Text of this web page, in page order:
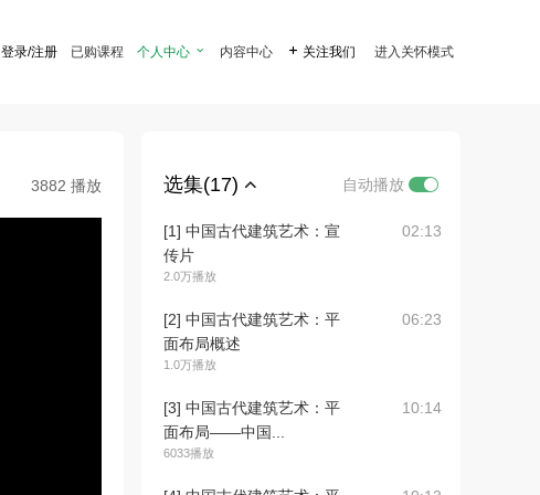
登录/注册 已购课程 个人中心  内容中心  关注我们 进入关怀模式
3882 播放 选集(17) 自动播放
[1] 中国古代建筑艺术：宣
传片
2.0万播放
02:13
[2] 中国古代建筑艺术：平
面布局概述
1.0万播放
06:23
[3] 中国古代建筑艺术：平
面布局——中国...
6033播放
10:14